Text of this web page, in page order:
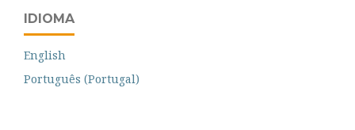
IDIOMA
English
Português (Portugal)